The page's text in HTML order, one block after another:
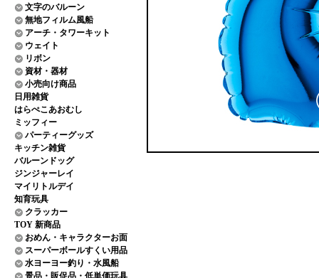
文字のバルーン
無地フィルム風船
アーチ・タワーキット
ウェイト
リボン
資材・器材
小売向け商品
日用雑貨
はらぺこあおむし
ミッフィー
パーティーグッズ
キッチン雑貨
バルーンドッグ
ジンジャーレイ
マイリトルデイ
知育玩具
クラッカー
TOY 新商品
おめん・キャラクターお面
スーパーボールすくい用品
水ヨーヨー釣り・水風船
景品・販促品・低単価玩具